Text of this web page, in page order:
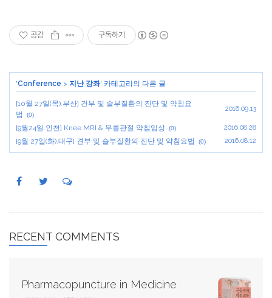
공감 구독하기
'Conference > 지난 강좌' 카테고리의 다른 글
[10월 27일(목).부산] 견부 및 슬부질환의 진단 및 약침요
법
(0)
2016.09.13
[9월24일.인천] Knee MRI & 무릎관절 약침임상 (0) 2016.08.28
[9월 27일(화).대구] 견부 및 슬부질환의 진단 및 약침요법 (0) 2016.08.12
RECENT COMMENTS
Pharmacopuncture in Medicine